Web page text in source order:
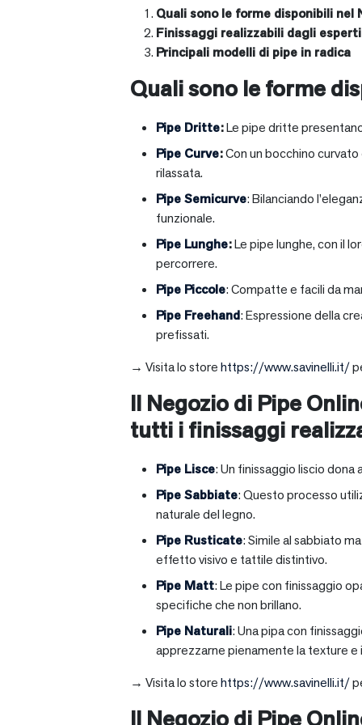
Quali sono le forme disponibili nel
Finissaggi realizzabili dagli
Principali modelli di pipe in radica
Quali sono le forme
Pipe Dritte:Le pipe dritte
Pipe Curve:Con un bocchino
rilassata.
Pipe Semicurve: Bilanciando
funzionale.
Pipe Lunghe:Le pipe lunghe, con il
percorrere.
Pipe Piccole: Compatte e facili da
Pipe Freehand: Espressione della
prefissati.
→ Visita lo storehttps://www.savinelli.it/
Il Negozio di Pipe
tutti i finissaggi
Pipe Lisce: Un finissaggio liscio
Pipe Sabbiate: Questo processo
naturale del legno.
Pipe Rusticate: Simile al sabbiato
effetto visivo e tattile distintivo.
Pipe Matt: Le pipe con finissaggio
specifiche che non brillano.
Pipe Naturali: Una pipa con
apprezzarne pienamente la texture e
→ Visita lo storehttps://www.savinelli.it/
Il Negozio di Pipe